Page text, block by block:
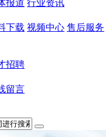
报道 行业资讯
下载 视频中心 售后服务
招聘
留言